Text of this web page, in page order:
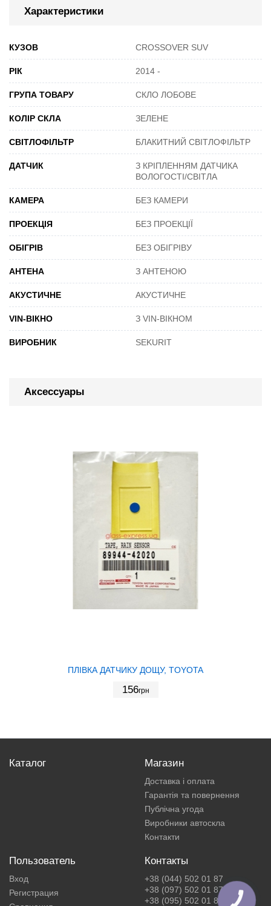
Характеристики
КУЗОВ CROSSOVER SUV
РІК 2014 -
ГРУПА ТОВАРУ СКЛО ЛОБОВЕ
КОЛІР СКЛА ЗЕЛЕНЕ
СВІТЛОФІЛЬТР БЛАКИТНИЙ СВІТЛОФІЛЬТР
ДАТЧИК
З КРІПЛЕННЯМ ДАТЧИКА
ВОЛОГОСТІ/СВІТЛА
КАМЕРА БЕЗ КАМЕРИ
ПРОЕКЦІЯ БЕЗ ПРОЕКЦІЇ
ОБІГРІВ БЕЗ ОБІГРІВУ
АНТЕНА З АНТЕНОЮ
АКУСТИЧНЕ АКУСТИЧНЕ
VIN-ВІКНО З VIN-ВІКНОМ
ВИРОБНИК SEKURIT
Аксессуары
ПЛІВКА ДАТЧИКУ ДОЩУ, TOYOTA
156грн
Каталог Магазин
Доставка і оплата
Гарантія та повернення
Публічна угода
Виробники автоскла
Контакти
Пользователь
Вход
Регистрация
Контакты
+38 (044) 502 01 87
+38 (097) 502 01 87
+38 (095) 502 01 87
КНОПКА
ЗВ'ЯЗКУ